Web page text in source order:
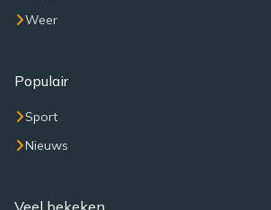
Weer
Populair
Sport
Nieuws
Veel bekeken